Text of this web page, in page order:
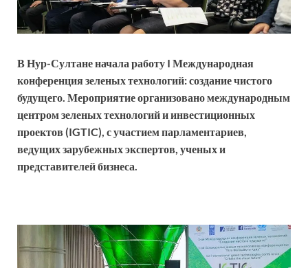
В Нур-Султане начала работу I Международная
конференция зеленых технологий: создание чистого
будущего. Мероприятие организовано международным
центром зеленых технологий и инвестиционных
проектов (IGTIC), с участием парламентариев,
ведущих зарубежныхэкспертов, ученых и
представителей бизнеса.